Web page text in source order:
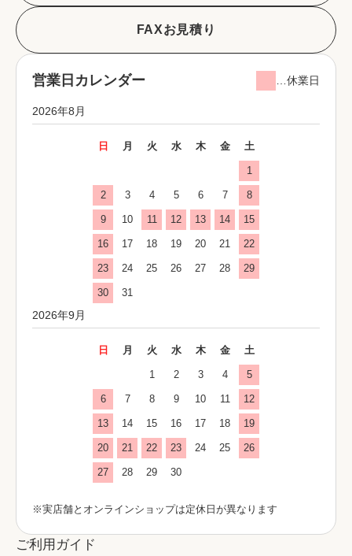
FAXお見積り
営業日カレンダー …休業日
2026年8月
日 月 火 水 木 金 土
1
2 3 4 5 6 7 8
9 10 11 12 13 14 15
16 17 18 19 20 21 22
23 24 25 26 27 28 29
30 31
2026年9月
日 月 火 水 木 金 土
1 2 3 4 5
6 7 8 9 10 11 12
13 14 15 16 17 18 19
20 21 22 23 24 25 26
27 28 29 30
※実店舗とオンラインショップは定休日が異なります
ご利用ガイド